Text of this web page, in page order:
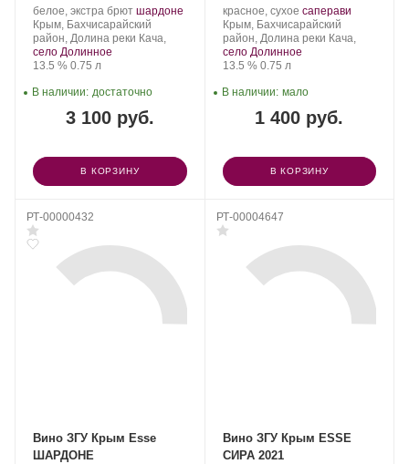
Производитель:
Сатера/ESSE.
белое, экстра брют .
Сорт
винограда:
шардоне
Регион:
Крым, Бахчисарайский
район, Долина реки Кача,
село Долинное
Крепость
13.5 %. Объем
0.75 л
3 100 руб.
В наличии: достаточно
В КОРЗИНУ
Производитель:
Сатера/ESSE.
красное, сухое .
Сорт
винограда:
саперави.
Регион:
Крым, Бахчисарайский
район, Долина реки Кача,
село Долинное
Крепость
13.5 %. Объем
0.75 л
1 400 руб.
В наличии: мало
В КОРЗИНУ
РТ-00000432
Вино ЗГУ Крым Esse
ШАРДОНЕ
РТ-00004647
Вино ЗГУ Крым ESSE
СИРА 2021